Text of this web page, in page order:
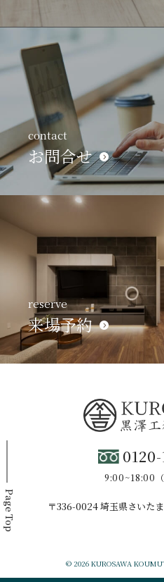
contact
お問合せ
reserve
来場予約
Page Top
9:00~18:00（
〒336-0024 埼玉県さいた
© 2026 KUROSAWA